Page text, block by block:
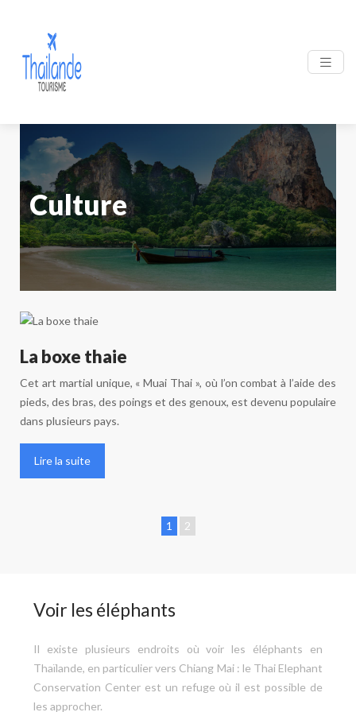
Culture
La boxe thaie
Cet art martial unique, « Muai Thai », où l’on combat à l’aide des
pieds, des bras, des poings et des genoux, est devenu populaire
dans plusieurs pays.
Lire la suite
1 2
Voir les éléphants
Il existe plusieurs endroits où voir les éléphants en
Thaïlande, en particulier vers Chiang Mai : le Thai Elephant
Conservation Center est un refuge où il est possible de
les approcher.